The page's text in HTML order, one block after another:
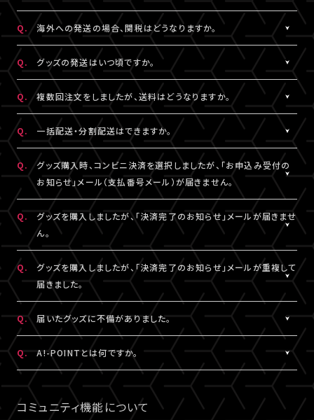
A.
日本国外の郵便番号をご入力する際、システムの仕様上、正しく郵
便番号を入力しているにも関わらずエラーとなる場合がございま
す。
その場合は、末尾1桁か2桁を削除、もしくは未記入にてお手続きを
お試しください。
Q. 海外への発送の場合、関税はどうなりますか。
A.
関税はお客様ご自身でお支払いください。関税の計算は各国税関
の判断によります。
また、現地税関での商品配達停止に関しては、当サービスは一切
の責任を負いかねます。
DHLにおきましては現地カスタマーサービスにお問い合わせくだ
さい。
http://www.dhl.com/en/contact_center.html
Q. グッズの発送はいつ頃ですか。
A.
公演・グッズにより異なります。「マイページ」内「グッズ購入情報」
にて発送状況の確認ができます。
※グッズの発送後、「グッズ発送完了のお知らせ」メールが配信さ
れます。
通信の関係上、メールが届かない可能性もございますので、必ず、
「マイページ」内「グッズ購入情報」よりご確認ください。
Q. 複数回注文をしましたが、送料はどうなりますか。
A.
注文番号ごとに送料がかかります。
同日・同公演の注文でも、注文番号が異なれば送料は都度発生
し、注文番号の異なる商品をまとめて発送することはできません。
Q. 一括配送・分割配送はできますか。
A.
注文番号ごとの発送となります。
同日・同公演の注文でも、注文番号の異なる商品をまとめて、また
は分割して発送することはできません。
Q.
グッズ購入時、コンビニ決済を選択しましたが、「お申込み受付の
お知らせ」メール（支払番号メール）が届きません。
コンビニ決済を選択された場合、「お申込み受付のお知らせ」メー
ル（支払番号メール）は、LIVESHIPにご登録のA!-ID（メールアドレ
ス）宛に【@liveship.tokyo】ドメインから配信しております。
“迷惑メール”として自動振り分け・受信拒否されていないかご確
認ください。
なお、支払番号は支払期限内であれば、「マイページ」内「グッズ購
入情報」にも記載されておりますので、ご確認ください。
Q.
グッズを購入しましたが、「決済完了のお知らせ」メールが届きませ
ん。
A.
「決済完了のお知らせ」メールは、LIVESHIPにご登録のA!-ID（メー
ルアドレス）宛に【@liveship.tokyo】ドメインから配信しておりま
す。 “迷惑メール”として自動振り分け・受信拒否されていないかご
確認ください。
※「決済完了のお知らせ」メールが届いていない場合は、「マイペ
ージ」内「グッズ購入情報」をご確認ください。
Q.
グッズを購入しましたが、「決済完了のお知らせ」メールが重複して
届きました。
「決済完了のお知らせ」メールが2通以上届いた場合、誤ってグッズ
を重複してご購入されている可能性がございます。
詳細を記載のうえ、
こちらよりご連絡ください。
Q. 届いたグッズに不備がありました。
お手数ですが、詳細を記載のうえ、商品到着後14日以内に下記よ
りお問い合わせください。
グッズ配送・お届け済み商品に関して
【A!SMART お問い合わせ窓口】
Q. A!-POINTとは何ですか。
A.
A!-POINTとは、一部のA!-IDサービスで使える・貯める事ができる
ポイントサービスです。
商品代金(税込)の1％がポイントとなり、商品代金以外の送料/手
コミュニティ機能について